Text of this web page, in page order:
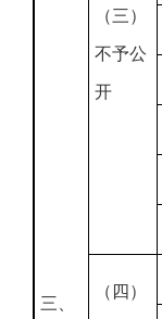
三、
（三）
不予公
开
（四）